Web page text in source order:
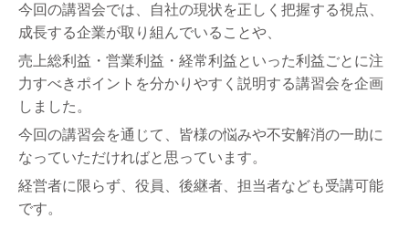
今回の講習会では、自社の現状を正しく把握する視点、
成長する企業が取り組んでいることや、
売上総利益・営業利益・経常利益といった利益ごとに注
力すべきポイントを分かりやすく説明する講習会を企画
しました。
今回の講習会を通じて、皆様の悩みや不安解消の一助に
なっていただければと思っています。
経営者に限らず、役員、後継者、担当者なども受講可能
です。